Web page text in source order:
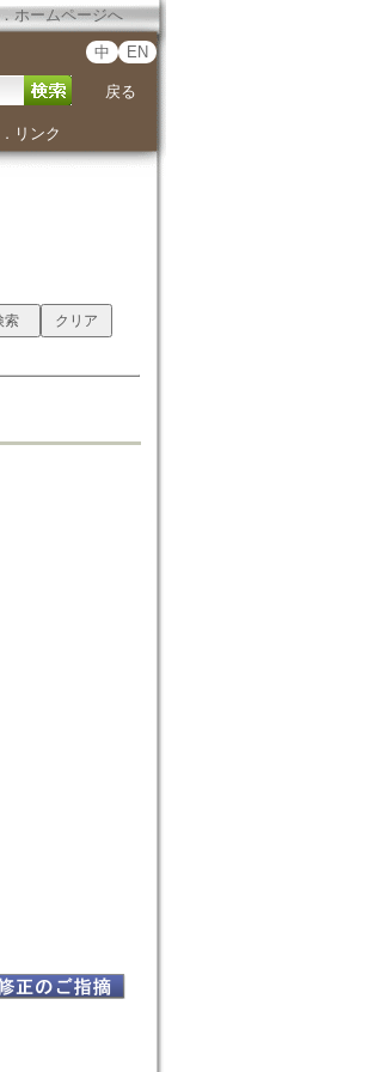
． ホームページへ
中 EN
戻る
． リンク